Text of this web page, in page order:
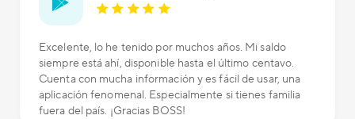
Excelente, lo he tenido por muchos años. Mi saldo
siempre está ahí, disponible hasta el último centavo.
Cuenta con mucha información y es fácil de usar, una
aplicación fenomenal. Especialmente si tienes familia
fuera del país. ¡Gracias BOSS!